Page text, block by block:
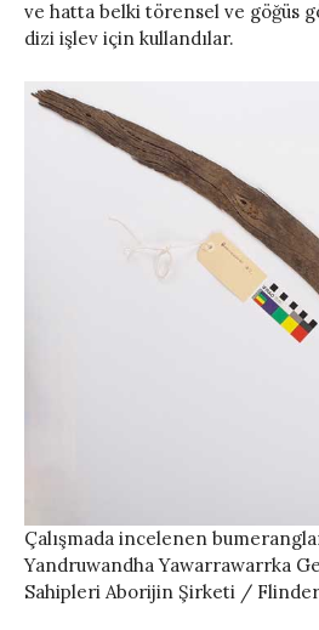
ve hatta belki törensel ve göğüs
dizi işlev için kullandılar.
Çalışmada incelenen
Yandruwandha Yawarrawarrka
Sahipleri Aborijin Şirketi /